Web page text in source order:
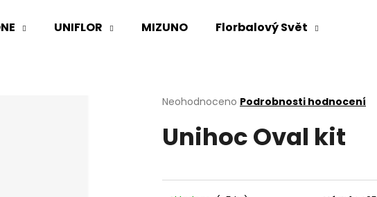
UNIFLOR MIZUNO Florbalový Svět
Průměrné
produktu
je
5
hvězdiček.
Neohodnoceno Podrobnosti hodnocení
Unihoc Oval kit
HLEDAT